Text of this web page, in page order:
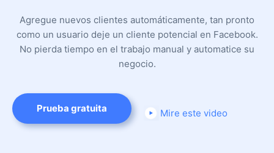
Agregue nuevos clientes automáticamente, tan pronto
como un usuario deje un cliente potencial en Facebook.
No pierda tiempo en el trabajo manual y automatice su
negocio.
Prueba gratuita Mire este video